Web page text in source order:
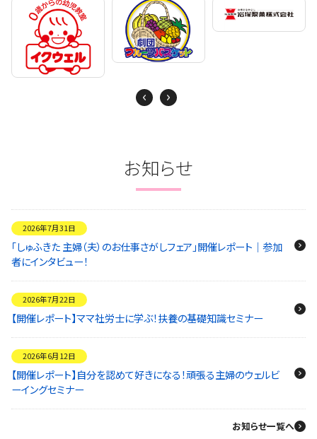
Next
お知らせ
2026年7月31日
「しゅふきた 主婦（夫）のお仕事さがしフェア」開催レポート｜参加
者にインタビュー！
2026年7月22日
【開催レポート】ママ社労士に学ぶ！扶養の基礎知識セミナー
2026年6月12日
【開催レポート】自分を認めて好きになる！頑張る主婦のウェルビ
ーイングセミナー
お知らせ一覧へ